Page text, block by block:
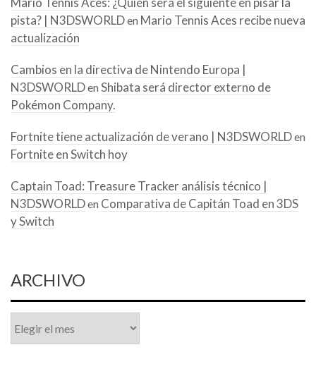
pista? | N3DSWORLDen Mario Tennis Aces recibe nueva
actualización
Cambios en la directiva de Nintendo Europa |
N3DSWORLDen Shibata será director externo de
Pokémon Company.
Fortnite tiene actualización de verano | N3DSWORLDen
Fortnite en Switch hoy
Captain Toad: Treasure Tracker análisis técnico |
N3DSWORLDen Comparativa de Capitán Toad en 3DS
y Switch
ARCHIVO